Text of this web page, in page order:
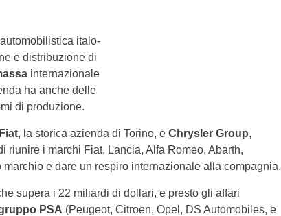
italo-
e distribuzione di
internazionale
ha anche delle
di produzione.
, la storica azienda di Torino, e Chrysler Group,
riunire i marchi Fiat, Lancia, Alfa Romeo, Abarth,
e dare un respiro internazionale alla compagnia.
supera i 22 miliardi di dollari, e presto gli affari
PSA (Peugeot, Citroen, Opel, DS Automobiles, e